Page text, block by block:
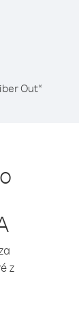
Out“
z